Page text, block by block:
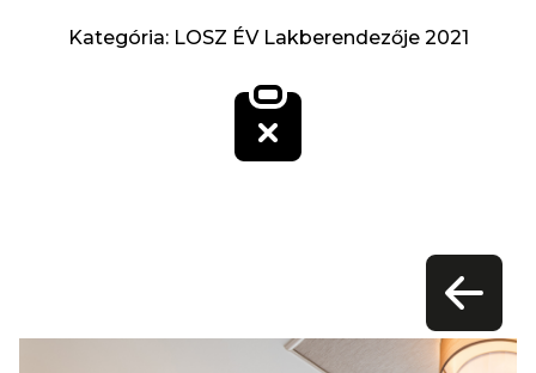
Kategória: LOSZ ÉV Lakberendezője 2021